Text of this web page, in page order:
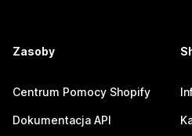
Zasoby
Centrum Pomocy Shopify
Dokumentacja API